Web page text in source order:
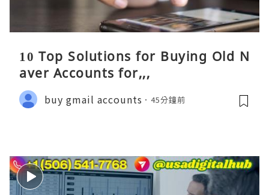
10 Top Solutions for Buying Old N
aver Accounts for,,,
buy gmail accounts 45分鐘前